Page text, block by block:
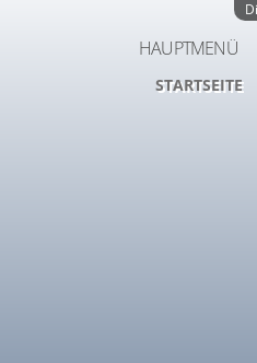
HAUPTMENÜ
STARTSEITE